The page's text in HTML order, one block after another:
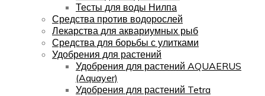
Тесты для воды Нилпа
Средства против водорослей
Лекарства для аквариумных рыб
Средства для борьбы с улитками
Удобрения для растений
Удобрения для растений AQUAERUS
(Aquayer)
Удобрения для растений Tetra